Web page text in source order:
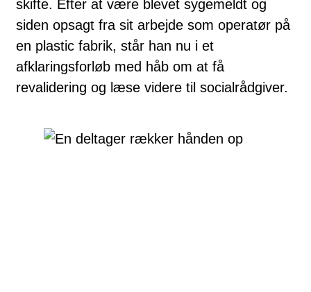
skifte. Efter at være blevet sygemeldt og
siden opsagt fra sit arbejde som operatør på
en plastic fabrik, står han nu i et
afklaringsforløb med håb om at få
revalidering og læse videre til socialrådgiver.